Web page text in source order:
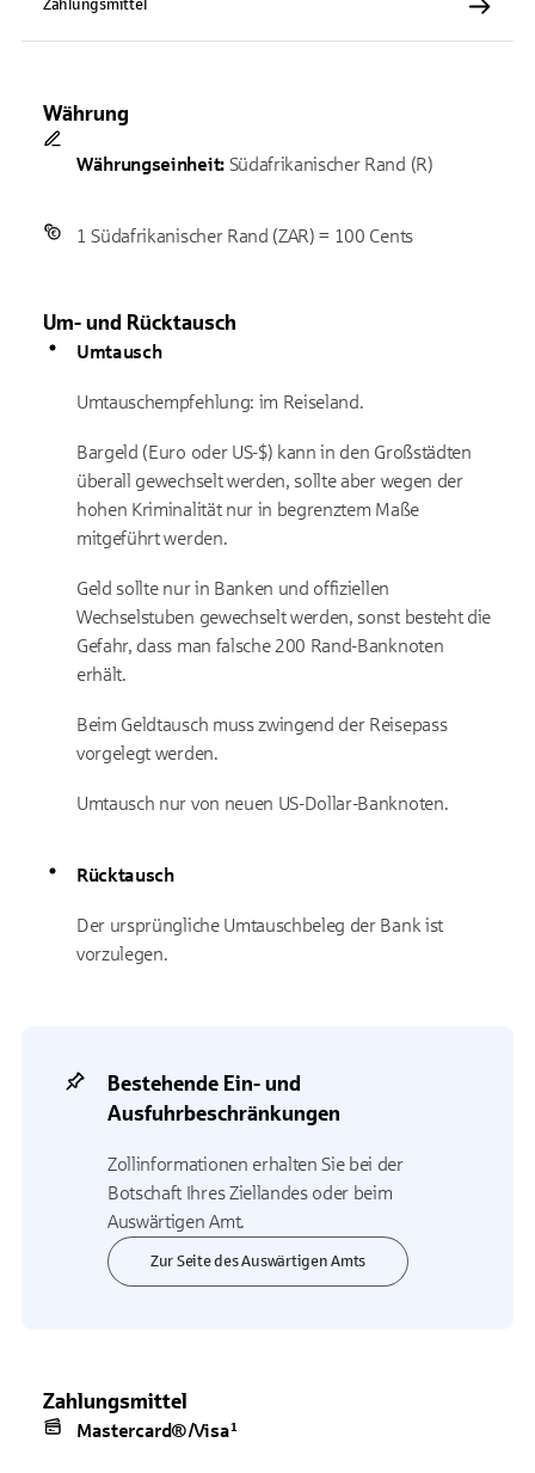
Zahlungsmittel
Währung
Währungseinheit:Südafrikanischer Rand (R)
1 Südafrikanischer Rand (ZAR) = 100 Cents
Um- und Rücktausch
Umtausch
Umtauschempfehlung: im Reiseland.
Bargeld (Euro oder US-$) kann in den Großstädten
überall gewechselt werden, sollte aber wegen der
hohen Kriminalität nur in begrenztem Maße
mitgeführt werden.
Geld sollte nur in Banken und offiziellen
Wechselstuben gewechselt werden, sonst besteht die
Gefahr, dass man falsche 200 Rand-Banknoten
erhält.
Beim Geldtausch muss zwingend der Reisepass
vorgelegt werden.
Umtausch nur von neuen US-Dollar-Banknoten.
Rücktausch
Der ursprüngliche Umtauschbeleg der Bank ist
vorzulegen.
Bestehende Ein- und
Ausfuhrbeschränkungen
Zollinformationen erhalten Sie bei der
Botschaft Ihres Ziellandes oder beim
Auswärtigen Amt.
Zur Seite des Auswärtigen Amts
Zahlungsmittel
Mastercard®/Visa¹